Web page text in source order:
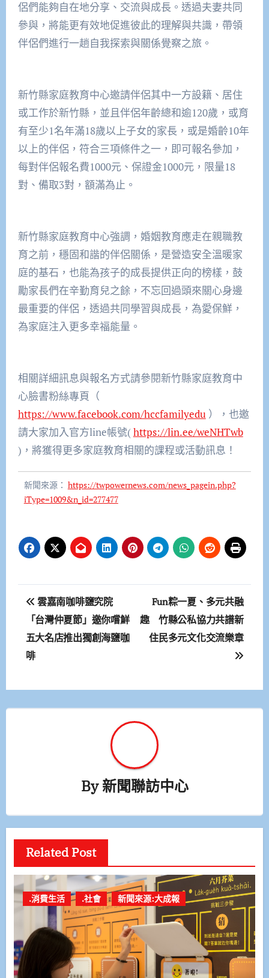
侶們能夠自在地分享、交流與成長。透過夫妻共同
參與，將能更有效地促進彼此的理解與共識，帶領
伴侶們進行一趟自我探索與關係覺察之旅。
新竹縣家庭教育中心邀請伴侶其中一方設籍、居住
或工作於新竹縣，並且伴侶年齡總和逾120歲，或育
有至少1名年滿18歲以上子女的家長，或是婚齡10年
以上的伴侶，符合三項條件之一，即可報名參加，
每對伴侶報名費1000元、保證金1000元，限量18
對、備取3對，額滿為止。
新竹縣家庭教育中心強調，婚姻教育應走在親職教
育之前，穩固和諧的伴侶關係，是營造安全溫暖家
庭的基石，也能為孩子的成長提供正向的榜樣，鼓
勵家長們在辛勤育兒之餘，不忘回過頭來關心身邊
最重要的伴侶，透過共同學習與成長，為愛保鮮，
為家庭注入更多幸福能量。
相關詳細訊息與報名方式請參閱新竹縣家庭教育中
心臉書粉絲專頁（
https://www.facebook.com/hccfamilyedu），也邀
請大家加入官方line帳號(https://lin.ee/weNHTwb
)，將獲得更多家庭教育相關的課程或活動訊息！
新聞來源： https://twpowernews.com/news_pagein.php?
iType=1009&n_id=277477
文
章
導
雲嘉南咖啡鹽究院
「台灣仲夏節」邀你嚐鮮
五大名店推出獨創海鹽咖
啡
Fun粽一夏、多元共融
趣 竹縣公私協力共譜新
住民多元文化交流樂章
By新聞聯訪中心
Related Post
.消費生活 .社會 新聞來源:大成報